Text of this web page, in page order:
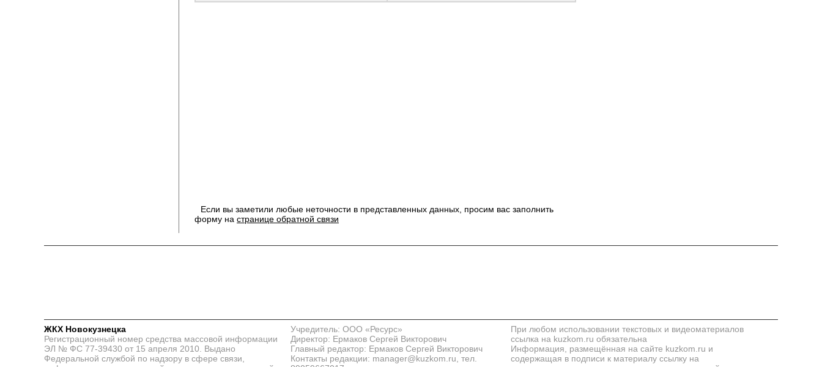
Если вы заметили любые неточности в представленных данных, просим вас заполнить
форму на странице обратной связи
ЖКХ Новокузнецка
Регистрационный номер средства массовой информации
ЭЛ № ФС 77-39430 от 15 апреля 2010. Выдано
Федеральной службой по надзору в сфере связи,
Учредитель: ООО «Ресурс»
Директор: Ермаков Сергей Викторович
Главный редактор: Ермаков Сергей Викторович
Контакты редакции: manager@kuzkom.ru, тел.
При любом использовании текстовых и видеоматериалов
ссылка на kuzkom.ru обязательна
Информация, размещённая на сайте kuzkom.ru и
содержащая в подписи к материалу ссылку на